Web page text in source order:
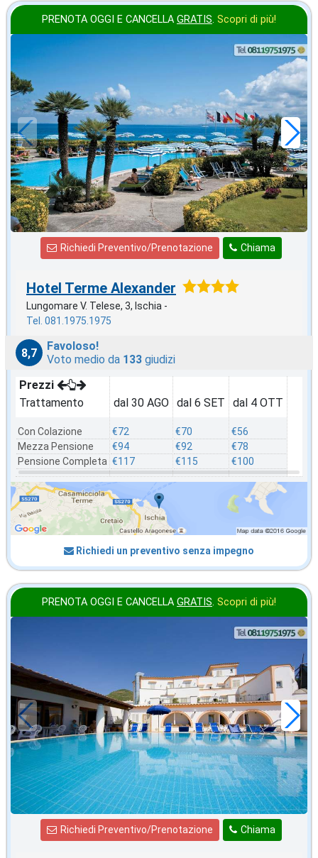
PRENOTA OGGI E CANCELLA GRATIS. Scopri di più!
settembre
in offerta da
€70,00
a notte
Chiama
Richiedi Preventivo/Prenotazione
Hotel Terme Alexander
Lungomare V. Telese, 3, Ischia -
Tel. 081.1975.1975
8,7
Favoloso!
Voto medio da 133 giudizi
Prezzi
Trattamento
Con Colazione
Mezza Pensione
Pensione Completa
dal 30 AGO
€72
€94
€117
dal 6 SET
€70
€92
€115
dal 4 OTT
€56
€78
€100
Richiedi un preventivo senza impegno
PRENOTA OGGI E CANCELLA GRATIS. Scopri di più!
in offerta da
€42,71
a notte
Chiama
Richiedi Preventivo/Prenotazione